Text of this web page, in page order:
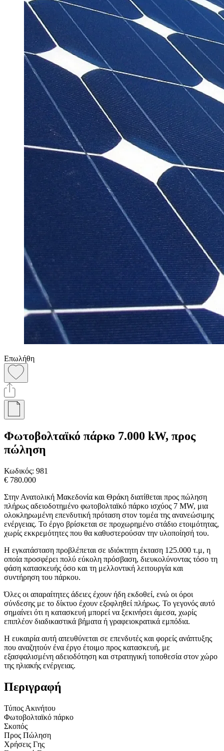
Επωλήθη
Φωτοβολταϊκό πάρκο 7.000 kW, προς
πώληση
Κωδικός: 981
€ 780.000
Στην Ανατολική Μακεδονία και Θράκη διατίθεται προς πώληση
πλήρως αδειοδοτημένο φωτοβολταϊκό πάρκο ισχύος 7 MW, μια
ολοκληρωμένη επενδυτική πρόταση στον τομέα της ανανεώσιμης
ενέργειας. Το έργο βρίσκεται σε προχωρημένο στάδιο ετοιμότητας,
χωρίς εκκρεμότητες που θα καθυστερούσαν την υλοποίησή του.
Η εγκατάσταση προβλέπεται σε ιδιόκτητη έκταση 125.000 τ.μ, η
οποία προσφέρει πολύ εύκολη πρόσβαση, διευκολύνοντας τόσο τη
φάση κατασκευής όσο και τη μελλοντική λειτουργία και
συντήρηση του πάρκου.
Όλες οι απαραίτητες άδειες έχουν ήδη εκδοθεί, ενώ οι όροι
σύνδεσης με το δίκτυο έχουν εξοφληθεί πλήρως. Το γεγονός αυτό
σημαίνει ότι η κατασκευή μπορεί να ξεκινήσει άμεσα, χωρίς
επιπλέον διαδικαστικά βήματα ή γραφειοκρατικά εμπόδια.
Η ευκαιρία αυτή απευθύνεται σε επενδυτές και φορείς ανάπτυξης
που αναζητούν ένα έργο έτοιμο προς κατασκευή, με
εξασφαλισμένη αδειοδότηση και στρατηγική τοποθεσία στον χώρο
της ηλιακής ενέργειας.
Περιγραφή
Τύπος Ακινήτου
Φωτοβολταϊκό πάρκο
Σκοπός
Προς Πώληση
Χρήσεις Γης